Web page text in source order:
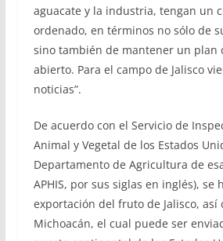
aguacate y la industria, tengan un
ordenado, en términos no sólo de
sino también de mantener un plan
abierto. Para el campo de Jalisco
noticias”.
De acuerdo con el Servicio de
Animal y Vegetal de los Estados
Departamento de Agricultura de
APHIS, por sus siglas en inglés), se
exportación del fruto de Jalisco, así
Michoacán, el cual puede ser